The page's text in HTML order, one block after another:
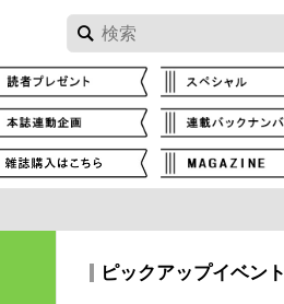
ピックアップイベント